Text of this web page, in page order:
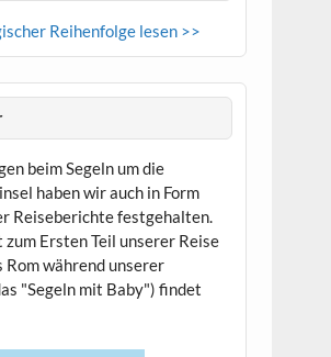
Reihenfolge lesen >>
beim Segeln um die
haben wir auch in Form
Reiseberichte festgehalten.
Ersten Teil unserer Reise
Rom während unserer
"Segeln mit Baby") findet